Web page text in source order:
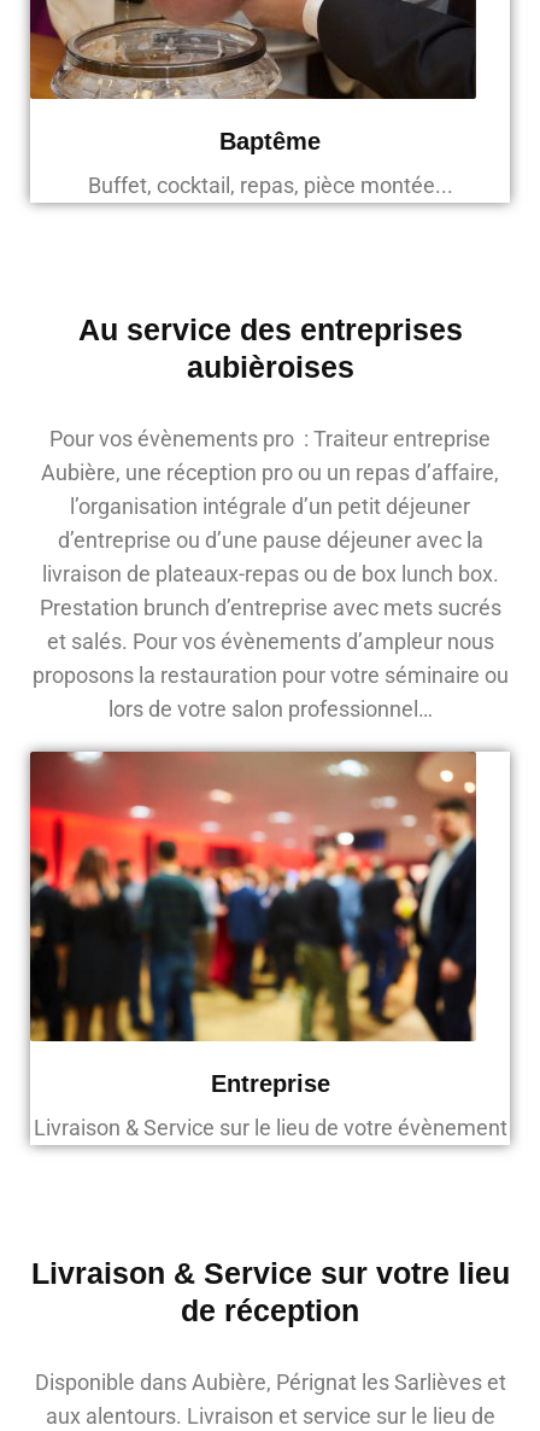
Baptême
Buffet, cocktail, repas, pièce montée...
Au service des entreprises
aubièroises
Pour vos évènements pro : Traiteur entreprise
Aubière, une réception pro ou un repas d’affaire,
l’organisation intégrale d’un petit déjeuner
d’entreprise ou d’une pause déjeuner avec la
livraison de plateaux-repas ou de box lunch box.
Prestation brunch d’entreprise avec mets sucrés
et salés. Pour vos évènements d’ampleur nous
proposons la restauration pour votre séminaire ou
lors de votre salon professionnel…
Entreprise
Livraison & Service sur le lieu de votre évènement
Livraison & Service sur votre lieu
de réception
Disponible dans Aubière, Pérignat les Sarlièves et
aux alentours. Livraison et service sur le lieu de